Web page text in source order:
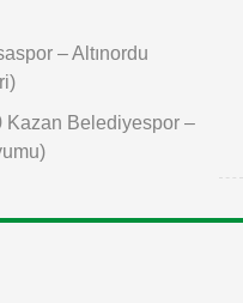
– Altınordu
Kazan Belediyespor –